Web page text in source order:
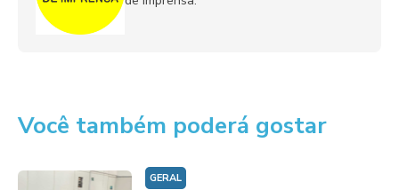
Você também poderá gostar
GERAL